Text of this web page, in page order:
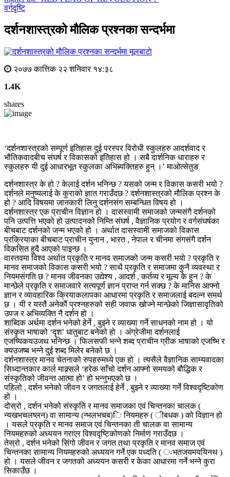
वर्गदृष्टि
दर्शनशास्त्रको मौलिक प्रश्नका सन्दर्भमा
मूलबाटाे
२०७७ कात्तिक २२ शनिवार १४:३८
1.4K
shares
‘दर्शनशास्त्रको सम्पूर्ण इतिहास दुई परस्पर विरोधी स्कुलहरु आदर्शवाद र
भौतिकवादबीच संघर्ष र विकासको इतिहास हो । सबै दार्शनिक धाराहरु र
स्कुलहरु यी दुई आधारभूत स्कुलका अभिब्यक्तिहरु हुन् ।’ माओत्सेतुङ
दर्शनशास्त्र के हो ? केलाई दर्शन भनिन्छ ? यसको जन्म र विकास कसरी भयो ?
दर्शनले मनुष्यलाई के कुराको ज्ञात गराउँदछ ? दर्शनशास्त्रको मौलिक प्रश्न के
हो ? आदि विषयमा जानकारी लिनु दर्शनसंग सम्बन्धित विषय हो ।
दर्शनशास्त्र एक प्राचीन विज्ञान हो । दासस्वामी समाजको जन्मसंगै दर्शनको
पनि उत्पत्ति भएको हो उत्पादनको निम्ति संघर्ष , वैज्ञानिक प्रयोग र वर्गसंघर्षका
बीचबाट दर्शनको जन्म भएको हो । अर्थात दासस्वामी समाजको विकास
प्रक्रियाका बीचबाट प्राचीन युनान , भारत , नेपाल र चीनमा संगसंगै दर्शन
विकसित हुदै आएको पाइन्छ ।
वास्तवमा विश्व अर्थात प्रकृति र मानव समाजको जन्म कसरी भयो ? प्रकृति र
मानव समाजको विकास कसरी भयो ? साथै प्रकृति र समाजमा कुनै व्यवस्था र
नियमसंगति छ ? मानव जीवनका उद्येश्य , आदर्श , कर्तव्य र मूल्य के हुन ? के
मान्छेले प्रकृति र समाजवारे सत्यपूर्ण ज्ञान प्राप्त गर्न सक्छ ? के मानिस आफ्नो
ज्ञान र व्यावहारिक क्रियाकलापका आधारमा प्रकृति र समाजलाई बदल्न समर्थ
छ । यी र यस्तै अनेकौं प्रश्नहरुको सही जवाफ खोज्ने मान्छेको जिज्ञासावृतिको
उपज र अभिव्यक्ति नै दर्शन हो ।
शाब्दिक अर्थमा दर्शन भनेको हेर्ने , बुझ्ने र व्याख्या गर्ने साधनको नाम हो । यो
संस्कृत भाषाको ‘दृश’ धातुबाट बनेको हो । अंग्रेजीमा दर्शनलाई
एजष्यिकयउजथ भनिन्छ । फिलसफी भन्ने शब्द प्राचीन ग्रीक भाषाको एजष्भि र
क्यउजष्ब भन्ने दुई शब्द मिलेर बनेको छ ।
दर्शनशास्त्र मानव चेतनाको रुपहरुमध्ये एक हो । त्यसैले वैज्ञानिक साम्यवादका
सिध्दान्तकार कार्ल माक्र्सले ‘हरेक साँचो दर्शन आफ्नो समयको बौद्धिक र
संस्कृतिको जीवन्त आत्मा हो’ हो भन्नुभएको छ ।
पहिलो , दर्शन भनेको जीवन र जगतलाई हेर्ने , बुझ्ने र व्याख्या गर्ने विश्वदृष्टिकोण
हो ।
दोस्रो , दर्शन भनेको संस्कृति र मानव समाजका एवं चिन्तनका चालक (
न्यखभचलष्लन) वा सामान्य (न्भलभचब)ि नियमहरु ( ीबधक ) को विज्ञान हो
। यसले प्रकृति र मानव समाज एवं चिन्तनका ती चालक वा सामान्य
नियमहरुको अध्ययन गराएर विश्वदृष्टिकोणको निर्माण गराउँदछ ।
तेस्रो , दर्शन भनेको सिंगो जीवन र जगत तथा प्रकृति र मानव समाज एवं
चिन्तनका सामान्य नियमहरुको अध्ययन गर्ने एक पध्दति ( ःभतजयमययिनथ )
हो । यसले जीवन र जगतको अध्ययन कसरी र केका आधारमा गर्ने भन्ने कुरा
सिकाउँछ ।